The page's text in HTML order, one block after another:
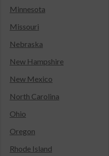
Minnesota
Missouri
Nebraska
New Hampshire
New Mexico
North Carolina
Ohio
Oregon
Rhode Island